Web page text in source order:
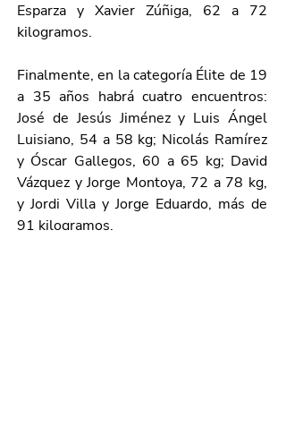
Esparza y Xavier Zúñiga, 62 a 72
kilogramos.
Finalmente, en la categoría Élite de 19
a 35 años habrá cuatro encuentros:
José de Jesús Jiménez y Luis Ángel
Luisiano, 54 a 58 kg; Nicolás Ramírez
y Óscar Gallegos, 60 a 65 kg; David
Vázquez y Jorge Montoya, 72 a 78 kg,
y Jordi Villa y Jorge Eduardo, más de
91 kilogramos.